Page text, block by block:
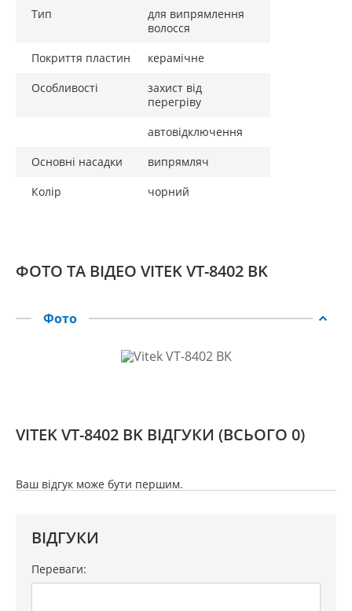
Тип
для випрямлення
волосся
Покриття пластин
керамічне
Особливості
захист від
перегріву
автовідключення
Основні насадки
випрямляч
Колір
чорний
ФОТО ТА ВІДЕО VITEK VT-8402 BK
Фото
VITEK VT-8402 BK ВІДГУКИ (ВСЬОГО 0)
Ваш відгук може бути першим.
ВІДГУКИ
Переваги: